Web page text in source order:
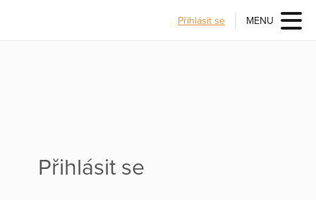
Přihlásit se MENU
Přihlásit se